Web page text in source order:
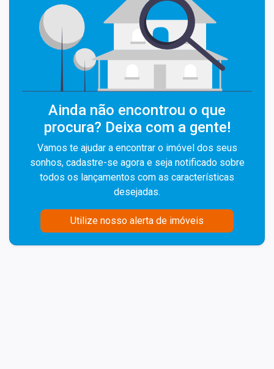
Ainda não encontrou o que
procura? Deixa com a gente!
Vamos te ajudar a encontrar o imóvel dos seus
sonhos, cadastre-se agora e seja notificado sobre
todos os lançamentos com as características
desejadas.
Utilize nosso alerta de imóveis